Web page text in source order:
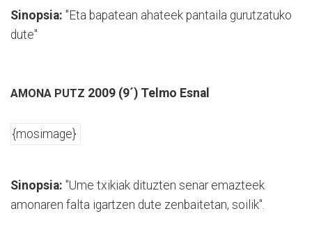
Sinopsia: "Eta bapatean ahateek pantaila gurutzatuko
dute"
AMONA PUTZ 2009 (9´) Telmo Esnal
{mosimage}
Sinopsia: "Ume txikiak dituzten senar emazteek
amonaren falta igartzen dute zenbaitetan, soilik".